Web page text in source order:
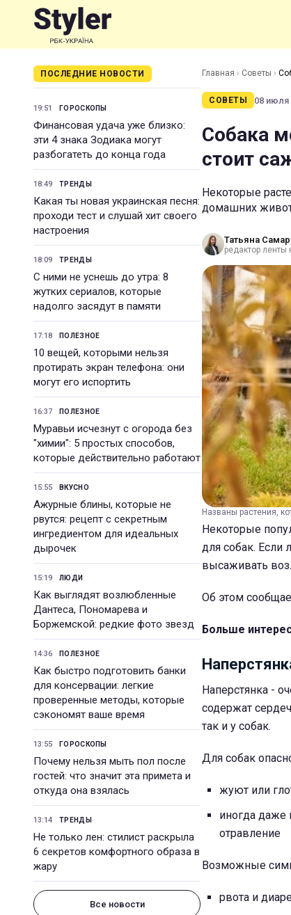
ПОСЛЕДНИЕ НОВОСТИ
19:51 ГОРОСКОПЫ
Финансовая удача уже близко:
эти 4 знака Зодиака могут
разбогатеть до конца года
18:49 ТРЕНДЫ
Какая ты новая украинская песня:
проходи тест и слушай хит своего
настроения
18:09 ТРЕНДЫ
С ними не уснешь до утра: 8
жутких сериалов, которые
надолго засядут в памяти
17:18 ПОЛЕЗНОЕ
10 вещей, которыми нельзя
протирать экран телефона: они
могут его испортить
16:37 ПОЛЕЗНОЕ
Муравьи исчезнут с огорода без
"химии": 5 простых способов,
которые действительно работают
15:55 ВКУСНО
Ажурные блины, которые не
рвутся: рецепт с секретным
ингредиентом для идеальных
дырочек
15:19 ЛЮДИ
Как выглядят возлюбленные
Дантеса, Пономарева и
Боржемской: редкие фото звезд
14:36 ПОЛЕЗНОЕ
Как быстро подготовить банки
для консервации: легкие
проверенные методы, которые
сэкономят ваше время
13:55 ГОРОСКОПЫ
Почему нельзя мыть пол после
гостей: что значит эта примета и
откуда она взялась
13:14 ТРЕНДЫ
Не только лен: стилист раскрыла
6 секретов комфортного образа в
жару
Все новости
Главная › Советы ›
СОВЕТЫ 08 июля
Собака
стоит
Некоторые
домашних
Татьяна
редактор ленты
Названы растения,
Некоторые
для собак. Если
высаживать
Об этом
Больше
Наперстянка -
содержат
так и у собак.
Для собак
жуют или
иногда даже
отравление
Возможные
рвота и